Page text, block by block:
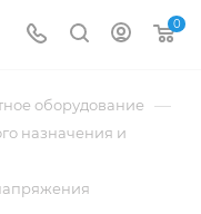
0
оборудование —
назначения и